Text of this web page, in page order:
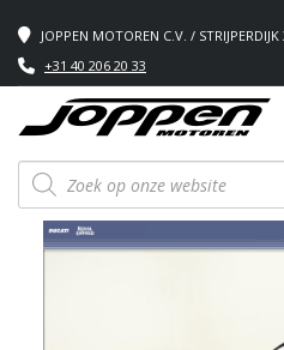
JOPPEN MOTOREN C.V. /
+31 40 206 20 33
Producten
zoeken